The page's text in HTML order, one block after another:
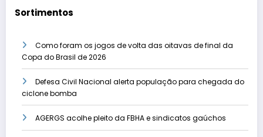
Sortimentos
Como foram os jogos de volta das oitavas de final da
Copa do Brasil de 2026
Defesa Civil Nacional alerta população para chegada do
ciclone bomba
AGERGS acolhe pleito da FBHA e sindicatos gaúchos